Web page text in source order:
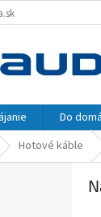
Do
Hotové káble